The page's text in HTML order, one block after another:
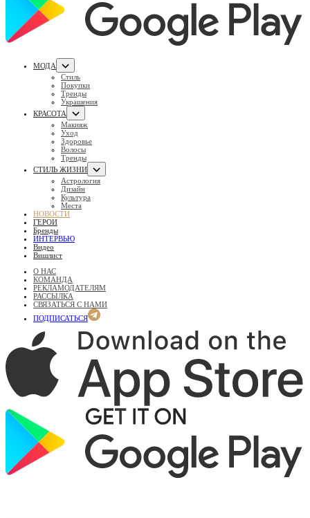
МОДА
Стиль
Покупки
Тренды
Украшения
КРАСОТА
Макияж
Уход
Здоровье
Волосы
Тренды
СТИЛЬ ЖИЗНИ
Астрология
Дизайн
Культура
Места
НОВОСТИ
ГЕРОИ
Бренды
ИНТЕРВЬЮ
Видео
Вишлист
О НАС
КОМАНДА
РЕКЛАМОДАТЕЛЯМ
РАССЫЛКА
СВЯЗАТЬСЯ С НАМИ
ПОДПИСАТЬСЯ